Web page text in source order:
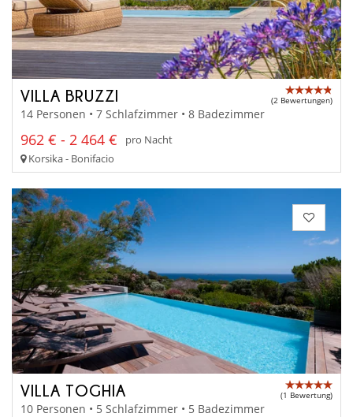
VILLA BRUZZI (2 Bewertungen)
14 Personen • 7 Schlafzimmer • 8 Badezimmer
962 € - 2 464 €
pro Nacht
Korsika - Bonifacio
VILLA TOGHIA (1 Bewertung)
10 Personen • 5 Schlafzimmer • 5 Badezimmer